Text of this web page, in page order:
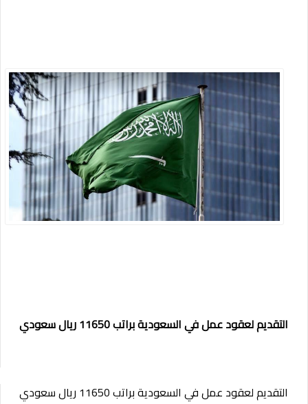
التقديم لعقود عمل في السعودية براتب 11650 ريال سعودي
التقديم لعقود عمل في السعودية براتب 11650 ريال سعودي